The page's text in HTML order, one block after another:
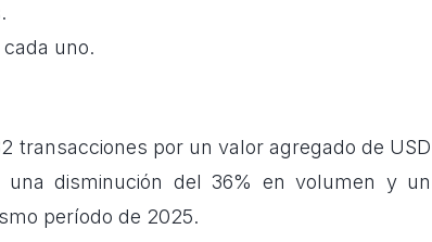
uno.
transacciones por un valor agregado de USD
disminución del 36% en volumen y un
período de 2025.